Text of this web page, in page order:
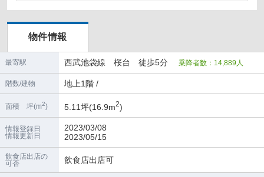
東長崎駅の店舗物件・貸店舗・テナント一覧
物件情報
最寄駅 西武池袋線 桜台 徒歩5分 乗降者数：14,889人
階数/建物 地上1階 /
面積 坪(m2) 5.11坪(16.9m2)
情報登録日
情報更新日
2023/03/08
2023/05/15
飲食店出店の
可否
飲食店出店可